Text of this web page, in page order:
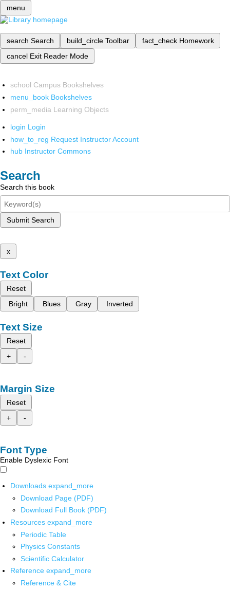
menu
search Search build_circle Toolbar fact_check Homework
cancel Exit Reader Mode
school Campus Bookshelves
menu_book Bookshelves
perm_media Learning Objects
login Login
how_to_reg Request Instructor Account
hub Instructor Commons
Search
Search this book
Submit Search
x
Text Color
Reset
Bright
Blues Gray Inverted
Text Size
Reset
+
-
Margin Size
Reset
+
-
Font Type
Enable Dyslexic Font
Downloads expand_more
Download Page (PDF)
Download Full Book (PDF)
Resources expand_more
Periodic Table
Physics Constants
Scientific Calculator
Reference expand_more
Reference & Cite